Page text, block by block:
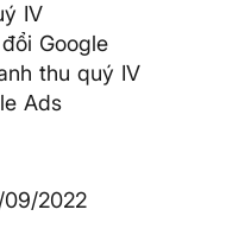
IV
Google
thu quý IV
Ads
2022